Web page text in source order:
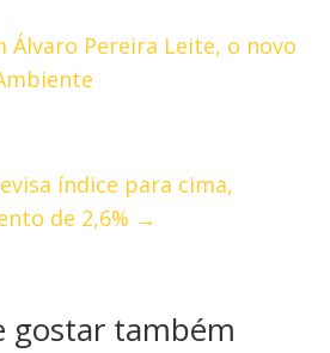
Álvaro Pereira Leite, o novo
índice para cima,
de 2,6% →
gostar também